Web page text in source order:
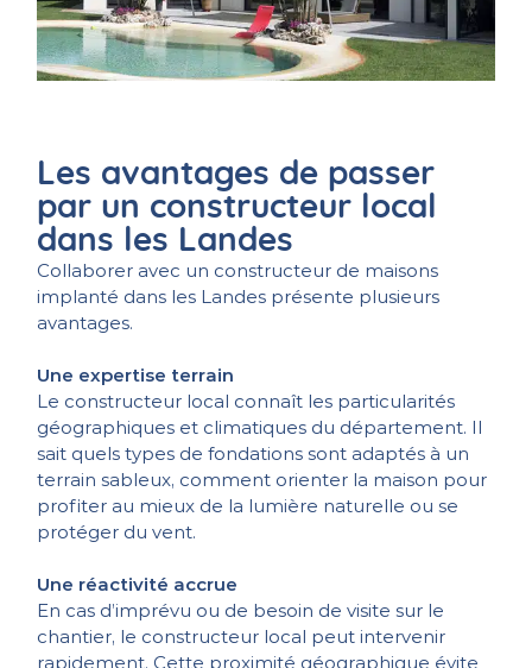
Les avantages de passer
par un constructeur local
dans les Landes
Collaborer avec un constructeur de maisons
implanté dans les Landes présente plusieurs
avantages.
Une expertise terrain
Le constructeur local connaît les particularités
géographiques et climatiques du département. Il
sait quels types de fondations sont adaptés à un
terrain sableux, comment orienter la maison pour
profiter au mieux de la lumière naturelle ou se
protéger du vent.
Une réactivité accrue
En cas d’imprévu ou de besoin de visite sur le
chantier, le constructeur local peut intervenir
rapidement. Cette proximité géographique évite